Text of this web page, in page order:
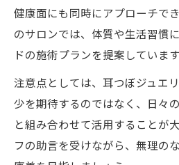
お得に耳つぼジュエリ
耳つぼジュエリー 新
方
安いだけでない耳つ
由
耳つぼジュエリーの続け
耳つぼジュエリーが無
健康面にも同時にアプローチで
のサロンでは、体質や生活習慣
ドの施術プランを提案しています
注意点としては、耳つぼジュエ
少を期待するのではなく、日々
と組み合わせて活用することが
フの助言を受けながら、無理の